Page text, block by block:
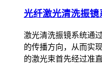
光纤激光清洗振镜
激光清洗振镜系统通
的传播方向，从而实
的激光束首先经过准